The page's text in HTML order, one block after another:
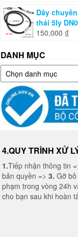
Dây
thái 5ly
150,000 ₫
DANH MỤC
Danh
mục
4.QUY TRÌNH XỬ
1.Tiếp nhận thông tin
bản quyền => 3. Gỡ
phạm trong vòng 24h
cho bạn sau khi hoàn